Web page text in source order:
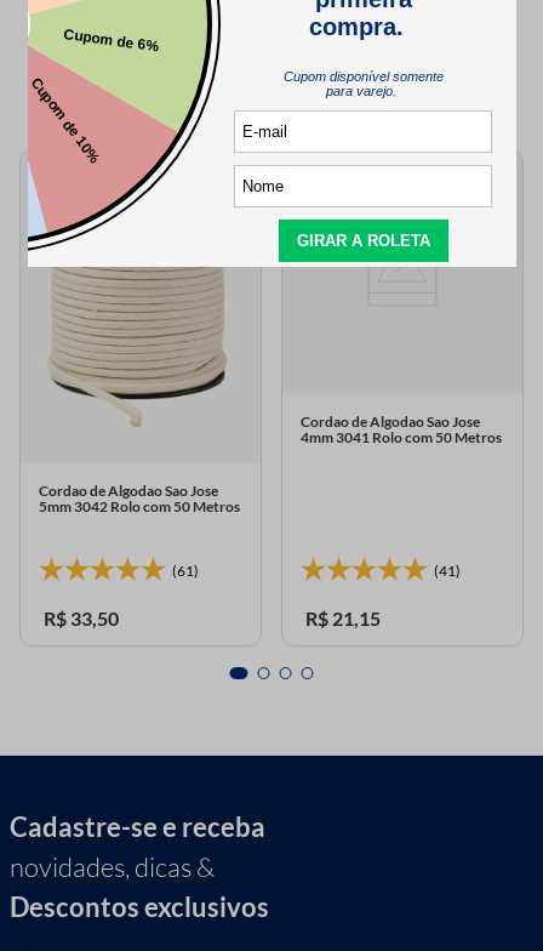
QUEM VIU,TAMBÉM VIU..
Cordao de Algodao Sao Jose
5mm 3042 Rolo com 50 Metros
(61)
R$ 33,50
Cordao de Algodao Sao Jose
4mm 3041 Rolo com 50 Metros
(41)
R$ 21,15
Cadastre-se e receba
novidades, dicas &
Descontos exclusivos